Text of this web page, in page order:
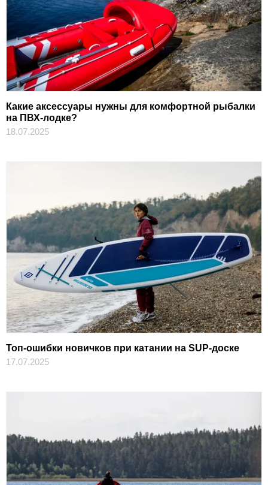
Какие аксессуары нужны для комфортной рыбалки
на ПВХ-лодке?
18.07.2025
Топ-ошибки новичков при катании на SUP-доске
17.07.2025